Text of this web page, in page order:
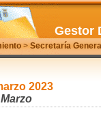
>Secretaría
Gestor
2023